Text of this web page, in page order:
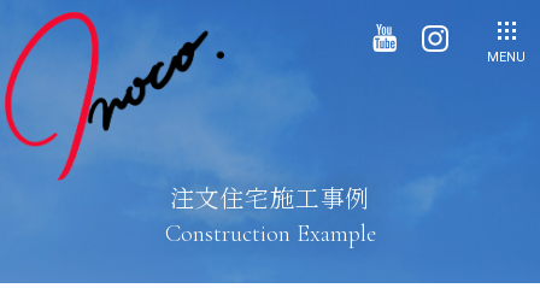
MENU
注文住宅施工事例
Construction Example